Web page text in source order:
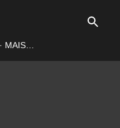
MAIS…